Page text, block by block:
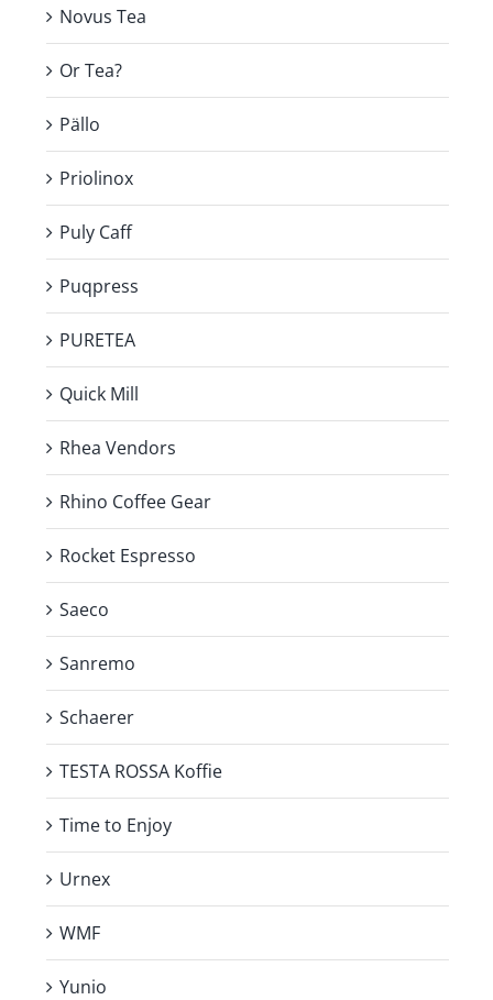
Novus Tea
Or Tea?
Pällo
Priolinox
Puly Caff
Puqpress
PURETEA
Quick Mill
Rhea Vendors
Rhino Coffee Gear
Rocket Espresso
Saeco
Sanremo
Schaerer
TESTA ROSSA Koffie
Time to Enjoy
Urnex
WMF
Yunio